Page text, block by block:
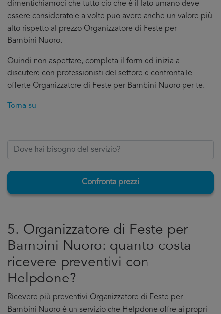
dimentichiamoci che tutto cio che è il lato umano deve
essere considerato e a volte puo avere anche un valore più
alto rispetto al prezzo Organizzatore di Feste per
Bambini Nuoro.
Quindi non aspettare, completa il form ed inizia a
discutere con professionisti del settore e confronta le
offerte Organizzatore di Feste per Bambini Nuoro per te.
Torna su
Confronta prezzi
5. Organizzatore di Feste per
Bambini Nuoro: quanto costa
ricevere preventivi con
Helpdone?
Ricevere più preventivi Organizzatore di Feste per
Bambini Nuoro è un servizio che Helpdone offre ai propri